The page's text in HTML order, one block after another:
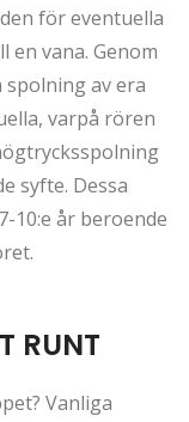
för eventuella
vana. Genom
av era
varpå rören
syfte. Dessa
10:e år beroende
RUNT
Vanliga